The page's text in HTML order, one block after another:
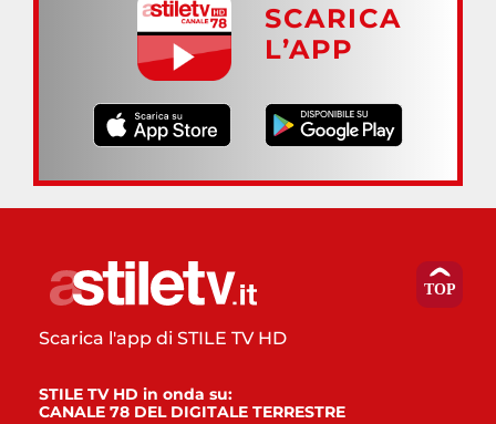
SCARICA
L’APP
Scarica l'app di STILE TV HD
STILE TV HD in onda su:
CANALE 78 DEL DIGITALE TERRESTRE